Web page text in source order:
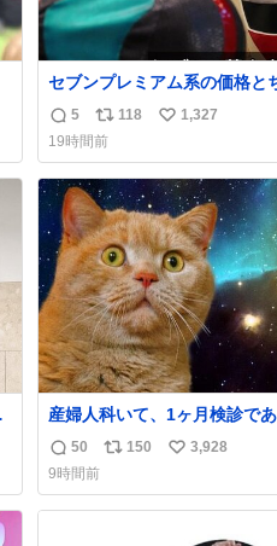
セブンプレミアム系の価格と
れ
返
信
数
5
リ
ポ
ス
ト
数
118
い
ね
数
1,327
19時間前
産婦人科いて、1ヶ月検診で
ちゃん👩‍🍼と推定2,3歳の女の
ペで連れてるママがいるのだけども
っとママの側から離れない…⁉️ 手を繋がなくて
もうろちょろしないしママが
返
信
数
50
リ
ス
150
い
ね
3,928
9時間前